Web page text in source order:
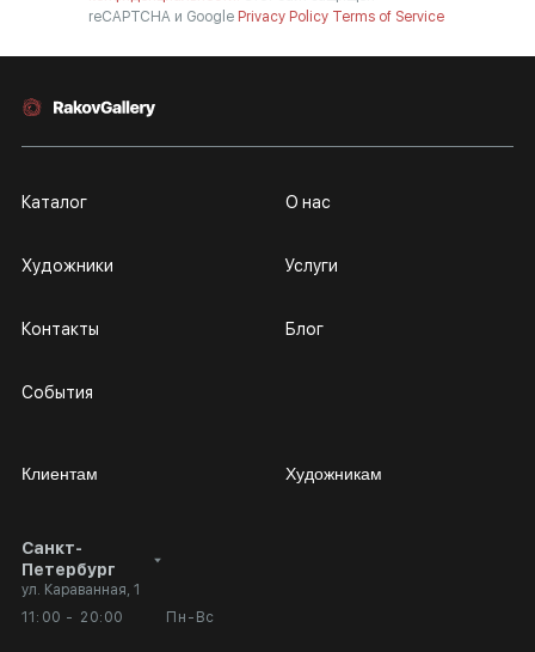
reCAPTCHA и Google Privacy Policy Terms of Service
Санкт-
Петербург
ул. Караванная, 1
11:00 - 20:00
Пн-Вс
Каталог
Художники
Контакты
События
О нас
Услуги
Блог
Клиентам
Личный кабинет
Вопросы и ответы
Художникам
Сотрудничество
Выставка в галерее